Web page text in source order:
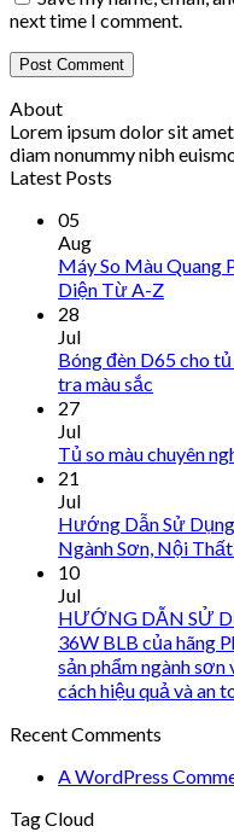
next time I comment.
About
Lorem ipsum dolor sit
diam nonummy nibh
Latest Posts
05
Aug
Máy So Màu Quang
Diện Từ A-Z
28
Jul
Bóng đèn D65 cho
tra màu sắc
27
Jul
Tủ so màu chuyên
21
Jul
Hướng Dẫn Sử
Ngành Sơn, Nội
10
Jul
HƯỚNG DẪN SỬ
36W BLB của hãng
sản phẩm ngành
cách hiệu quả và an
Recent Comments
A WordPress
Tag Cloud